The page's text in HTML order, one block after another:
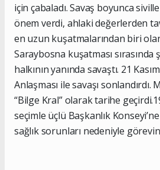
için çabaladı. Savaş boyunca
önem verdi, ahlaki değerlerden
en uzun kuşatmalarından biri
Saraybosna kuşatması
halkının yanında savaştı. 21
Anlaşması ile savaşı sonlandırdı.
“Bilge Kral” olarak tarihe
seçimle üçlü Başkanlık Konseyi’ne
sağlık sorunları nedeniyle